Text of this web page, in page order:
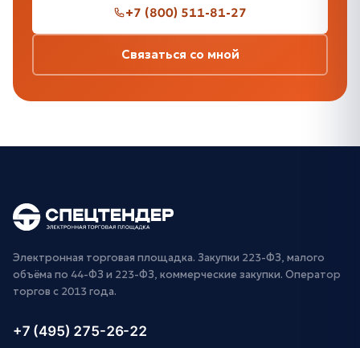
+7 (800) 511-81-27
Связаться со мной
Электронная торговая площадка. Закупки 223-ФЗ, малого
объёма по 44-ФЗ и 223-ФЗ, коммерческие закупки. Оператор
торгов с 2013 года.
+7 (495) 275-26-22